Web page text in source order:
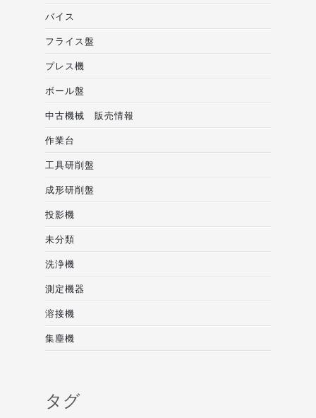
バイス
フライス盤
プレス機
ボール盤
中古機械 販売情報
作業台
工具研削盤
成形研削盤
投影機
未分類
洗浄機
測定機器
溶接機
集塵機
タグ